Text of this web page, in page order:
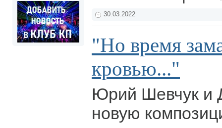
30.03.2022
"Но время
кровью..."
Юрий Шевчук и
новую